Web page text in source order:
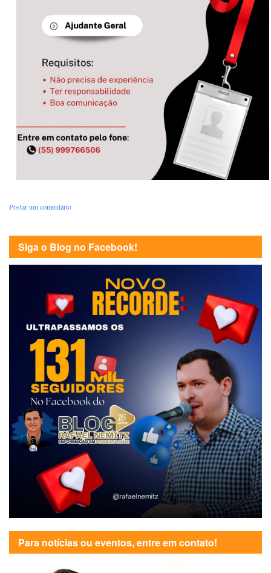
Postar um comentário
Siga o Blog no Facebook!
Para notícias ou eventos, entre em contato!